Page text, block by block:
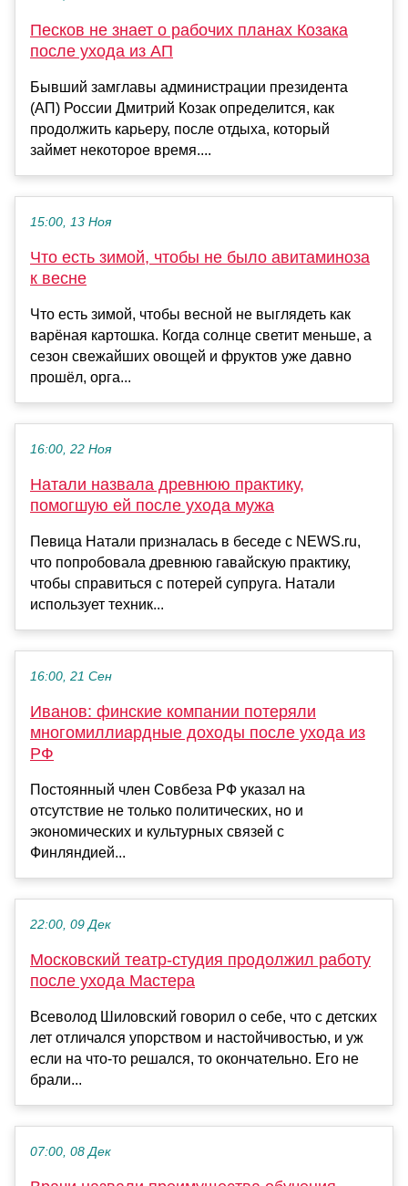
Песков не знает о рабочих планах Козака
после ухода из АП
Бывший замглавы администрации президента
(АП) России Дмитрий Козак определится, как
продолжить карьеру, после отдыха, который
займет некоторое время....
15:00, 13 Ноя
Что есть зимой, чтобы не было авитаминоза
к весне
Что есть зимой, чтобы весной не выглядеть как
варёная картошка. Когда солнце светит меньше, а
сезон свежайших овощей и фруктов уже давно
прошёл, орга...
16:00, 22 Ноя
Натали назвала древнюю практику,
помогшую ей после ухода мужа
Певица Натали призналась в беседе с NEWS.ru,
что попробовала древнюю гавайскую практику,
чтобы справиться с потерей супруга. Натали
использует техник...
16:00, 21 Сен
Иванов: финские компании потеряли
многомиллиардные доходы после ухода из
РФ
Постоянный член Совбеза РФ указал на
отсутствие не только политических, но и
экономических и культурных связей с
Финляндией...
22:00, 09 Дек
Московский театр-студия продолжил работу
после ухода Мастера
Всеволод Шиловский говорил о себе, что с детских
лет отличался упорством и настойчивостью, и уж
если на что-то решался, то окончательно. Его не
брали...
07:00, 08 Дек